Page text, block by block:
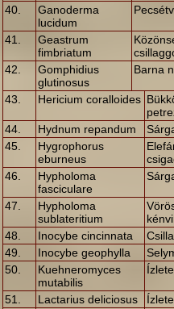
40.
Ganoderma
lucidum
41.
Geastrum
fimbriatum
42.
Gomphidius
glutinosus
Barna
43. Hericium coralloides
44.
Hydnum repandum
45.
Hygrophorus
eburneus
46.
Hypholoma
fasciculare
47.
Hypholoma
sublateritium
48.
Inocybe cincinnata
49.
Inocybe geophylla
50.
Kuehneromyces
mutabilis
51. Lactarius deliciosus